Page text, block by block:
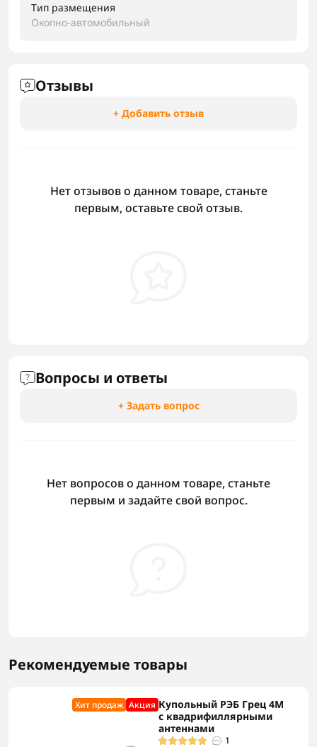
Тип размещения
Окопно-автомобильный
Отзывы
+ Добавить отзыв
Нет отзывов о данном товаре, станьте
первым, оставьте свой отзыв.
Вопросы и ответы
+ Задать вопрос
Нет вопросов о данном товаре, станьте
первым и задайте свой вопрос.
Рекомендуемые товары
Хит продаж Акция Купольный РЭБ Грец 4М
с квадрифиллярными
антеннами
1